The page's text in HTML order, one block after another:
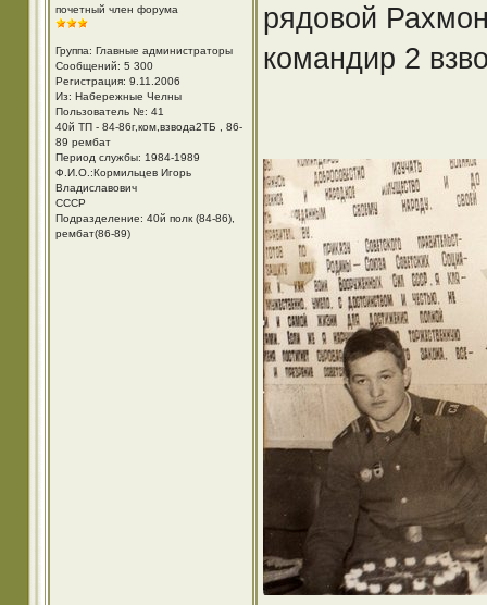
почетный член форума
Группа: Главные администраторы
Сообщений: 5 300
Регистрация: 9.11.2006
Из: Набережные Челны
Пользователь №: 41
40й ТП - 84-86г,ком,взвода2ТБ , 86-
89 рембат
Период службы: 1984-1989
Ф.И.О.:Кормильцев Игорь
Владиславович
СССР
Подразделение: 40й полк (84-86),
рембат(86-89)
рядовой
командир 2